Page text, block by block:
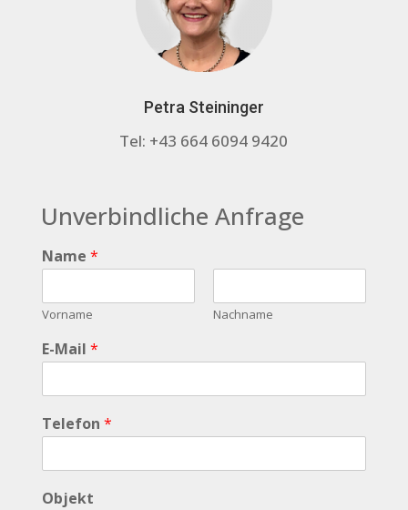
Petra Steininger
Tel: +43 664 6094 9420
Unverbindliche Anfrage
Name *
Vorname Nachname
E-Mail *
Telefon *
Objekt